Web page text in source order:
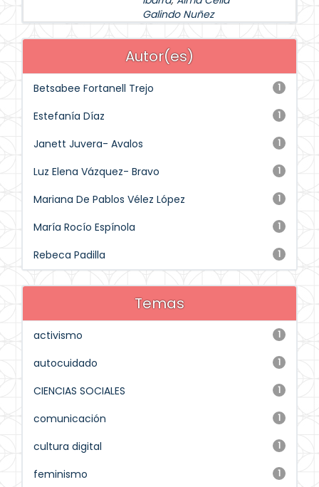
Galindo Nuñez
Autor(es)
1
Betsabee Fortanell Trejo
1
Estefanía Díaz
1
Janett Juvera- Avalos
1
Luz Elena Vázquez- Bravo
1
Mariana De Pablos Vélez López
1
María Rocío Espínola
1
Rebeca Padilla
Temas
1
activismo
1
autocuidado
1
CIENCIAS SOCIALES
1
comunicación
1
cultura digital
1
feminismo